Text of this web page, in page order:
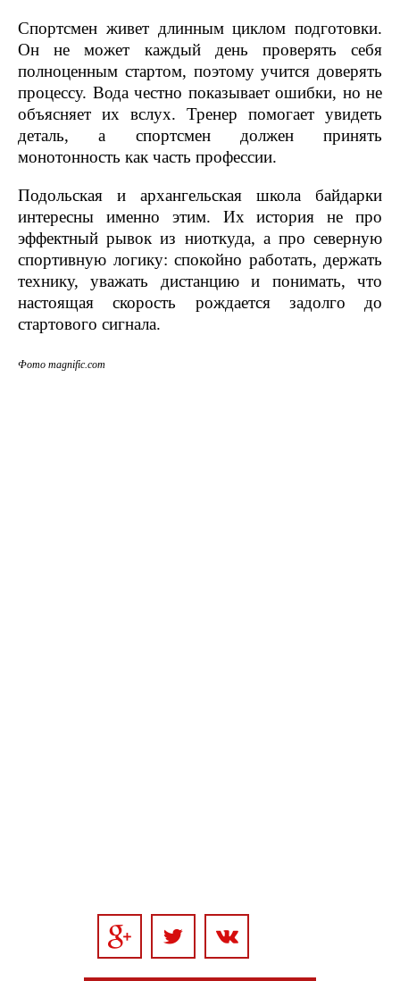
Спортсмен живет длинным циклом подготовки.
Он не может каждый день проверять себя
полноценным стартом, поэтому учится доверять
процессу. Вода честно показывает ошибки, но не
объясняет их вслух. Тренер помогает увидеть
деталь, а спортсмен должен принять
монотонность как часть профессии.
Подольская и архангельская школа байдарки
интересны именно этим. Их история не про
эффектный рывок из ниоткуда, а про северную
спортивную логику: спокойно работать, держать
технику, уважать дистанцию и понимать, что
настоящая скорость рождается задолго до
стартового сигнала.
Фото magnific.com